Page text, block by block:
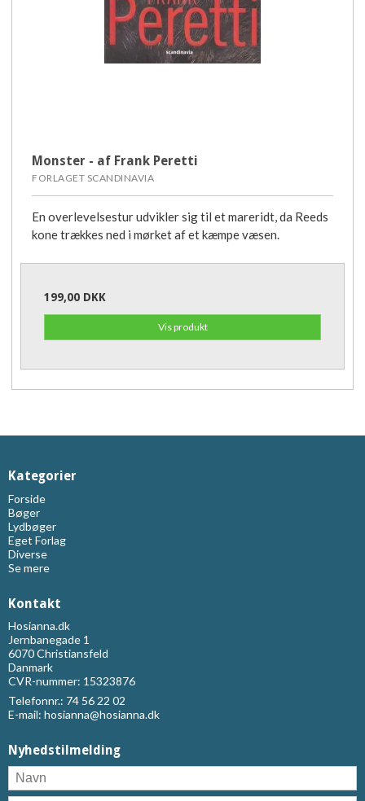
Monster - af Frank Peretti
FORLAGET SCANDINAVIA
En overlevelsestur udvikler sig til et mareridt, da Reeds
kone trækkes ned i mørket af et kæmpe væsen.
199,00 DKK
Vis produkt
Kategorier
Forside
Bøger
Lydbøger
Eget Forlag
Diverse
Se mere
Kontakt
Hosianna.dk
Jernbanegade 1
6070 Christiansfeld
Danmark
CVR-nummer: 15323876
Telefonnr.: 74 56 22 02
E-mail: hosianna@hosianna.dk
Nyhedstilmelding